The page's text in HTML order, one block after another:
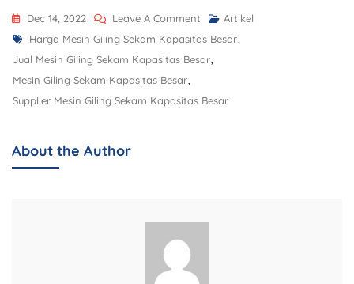
Dec 14, 2022 Leave A Comment
Artikel
Harga Mesin Giling Sekam Kapasitas Besar,
Jual Mesin Giling Sekam Kapasitas Besar,
Mesin Giling Sekam Kapasitas Besar,
Supplier Mesin Giling Sekam Kapasitas Besar
About the Author